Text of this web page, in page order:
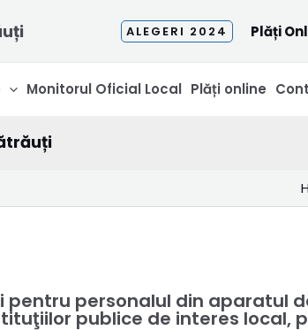
ALEGERI 2024 Plăți
Monitorul Oficial Local Plăți online
pentru personalul din aparatul
publice de interes local,